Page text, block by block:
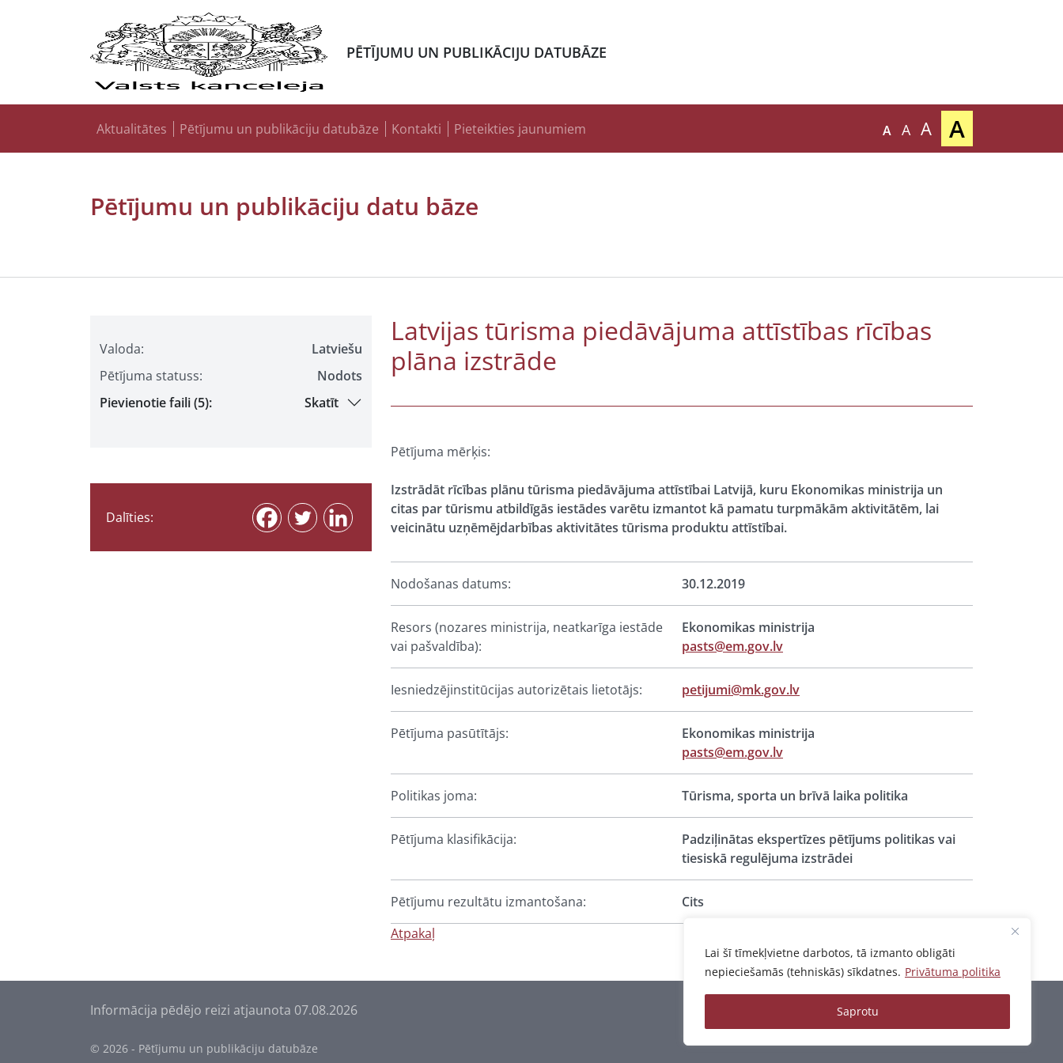
Lai šī tīmekļvietne darbotos, tā izmanto obligāti
nepieciešamās (tehniskās) sīkdatnes. Privātuma politika
Saprotu
PĒTĪJUMU UN PUBLIKĀCIJU DATUBĀZE
Aktualitātes Pētījumu un publikāciju datubāze Kontakti Pieteikties jaunumiem A A A A
Pētījumu un publikāciju datu bāze
Valoda:
Latviešu
Pētījuma statuss:
Nodots
Pievienotie faili (5):
Skatīt
Dalīties:
Latvijas tūrisma piedāvājuma attīstības rīcības
plāna izstrāde
Pētījuma mērķis:
Izstrādāt rīcības plānu tūrisma piedāvājuma attīstībai Latvijā, kuru Ekonomikas ministrija un
citas par tūrismu atbildīgās iestādes varētu izmantot kā pamatu turpmākām aktivitātēm, lai
veicinātu uzņēmējdarbības aktivitātes tūrisma produktu attīstībai.
Nodošanas datums: 30.12.2019
Resors (nozares ministrija, neatkarīga iestāde
vai pašvaldība):
Ekonomikas ministrija
pasts@em.gov.lv
Iesniedzējinstitūcijas autorizētais lietotājs: petijumi@mk.gov.lv
Pētījuma pasūtītājs:
Ekonomikas ministrija
pasts@em.gov.lv
Politikas joma: Tūrisma, sporta un brīvā laika politika
Pētījuma klasifikācija:
Padziļinātas ekspertīzes pētījums politikas vai
tiesiskā regulējuma izstrādei
Pētījumu rezultātu izmantošana:
Cits
Atpakaļ
Informācija pēdējo reizi atjaunota 07.08.2026 Privātuma politika
© 2026 - Pētījumu un publikāciju datubāze